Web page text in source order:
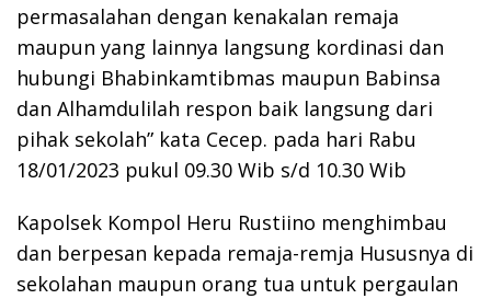
permasalahan dengan kenakalan remaja
maupun yang lainnya langsung kordinasi dan
hubungi Bhabinkamtibmas maupun Babinsa
dan Alhamdulilah respon baik langsung dari
pihak sekolah” kata Cecep. pada hari Rabu
18/01/2023 pukul 09.30 Wib s/d 10.30 Wib
Kapolsek Kompol Heru Rustiino menghimbau
dan berpesan kepada remaja-remja Hususnya di
sekolahan maupun orang tua untuk pergaulan